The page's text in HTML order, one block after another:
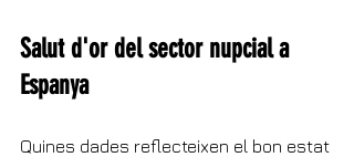
Salut d'or del sector nupcial a
Espanya
Quines dades reflecteixen el bon estat